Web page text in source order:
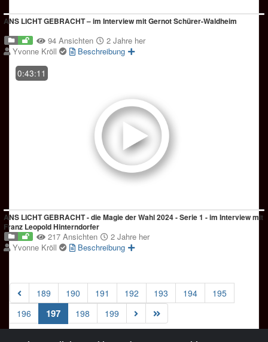
ANS LICHT GEBRACHT – im Interview mit Gernot Schürer-Waldheim
94 Ansichten
2 Jahre her
Yvonne Kröll
Beschreibung
0:43:11
ANS LICHT GEBRACHT - die Magie der Wahl 2024 - Serie 1 - im Interview mit
Franz Leopold Hinterndorfer
217 Ansichten
2 Jahre her
Yvonne Kröll
Beschreibung
189 190 191 192 193 194
195
196
197(current)
198 199